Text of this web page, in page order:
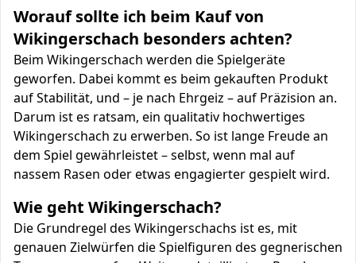
Worauf sollte ich beim Kauf von
Wikingerschach besonders achten?
Beim Wikingerschach werden die Spielgeräte
geworfen. Dabei kommt es beim gekauften Produkt
auf Stabilität, und – je nach Ehrgeiz – auf Präzision an.
Darum ist es ratsam, ein qualitativ hochwertiges
Wikingerschach zu erwerben. So ist lange Freude an
dem Spiel gewährleistet – selbst, wenn mal auf
nassem Rasen oder etwas engagierter gespielt wird.
Wie geht Wikingerschach?
Die Grundregel des Wikingerschachs ist es, mit
genauen Zielwürfen die Spielfiguren des gegnerischen